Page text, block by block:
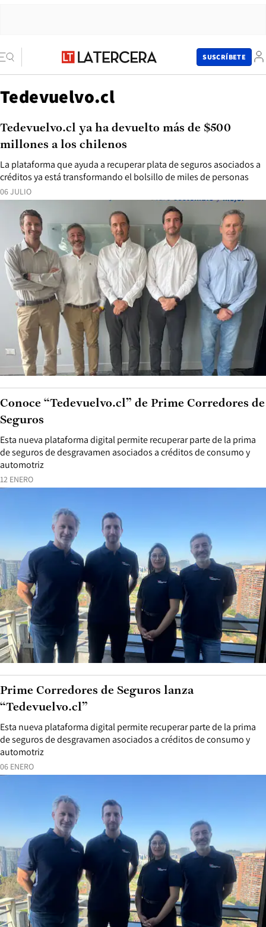
SUSCRÍBETE
Tedevuelvo.cl
06 JULIO
La plataforma que ayuda a recuperar plata de seguros asociados a
créditos ya está transformando el bolsillo de miles de personas
Tedevuelvo.cl ya ha devuelto más de $500
millones a los chilenos
12 ENERO
Esta nueva plataforma digital permite recuperar parte de la prima
de seguros de desgravamen asociados a créditos de consumo y
automotriz
Conoce “Tedevuelvo.cl” de Prime Corredores de
Seguros
06 ENERO
Esta nueva plataforma digital permite recuperar parte de la prima
de seguros de desgravamen asociados a créditos de consumo y
automotriz
Prime Corredores de Seguros lanza
“Tedevuelvo.cl”